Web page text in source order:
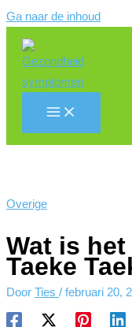
Ga naar de inhoud
Overige
Wat is
Taeke
Door Ties / februari 20,